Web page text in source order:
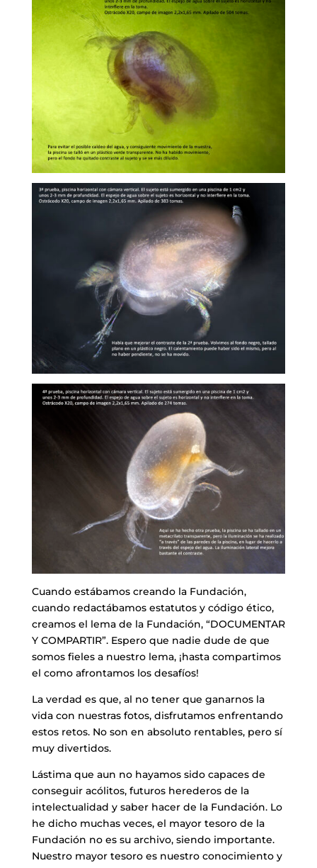
Cuando estábamos creando la Fundación,
cuando redactábamos estatutos y código ético,
creamos el lema de la Fundación, “DOCUMENTAR
Y COMPARTIR”. Espero que nadie dude de que
somos fieles a nuestro lema, ¡hasta compartimos
el como afrontamos los desafíos!
La verdad es que, al no tener que ganarnos la
vida con nuestras fotos, disfrutamos enfrentando
estos retos. No son en absoluto rentables, pero sí
muy divertidos.
Lástima que aun no hayamos sido capaces de
conseguir acólitos, futuros herederos de la
intelectualidad y saber hacer de la Fundación. Lo
he dicho muchas veces, el mayor tesoro de la
Fundación no es su archivo, siendo importante.
Nuestro mayor tesoro es nuestro conocimiento y